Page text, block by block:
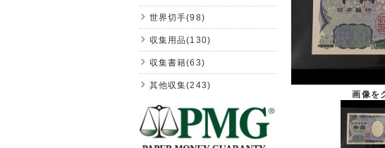
画像を
世界切手(98)
収集用品(130)
収集書籍(63)
其他収集(243)